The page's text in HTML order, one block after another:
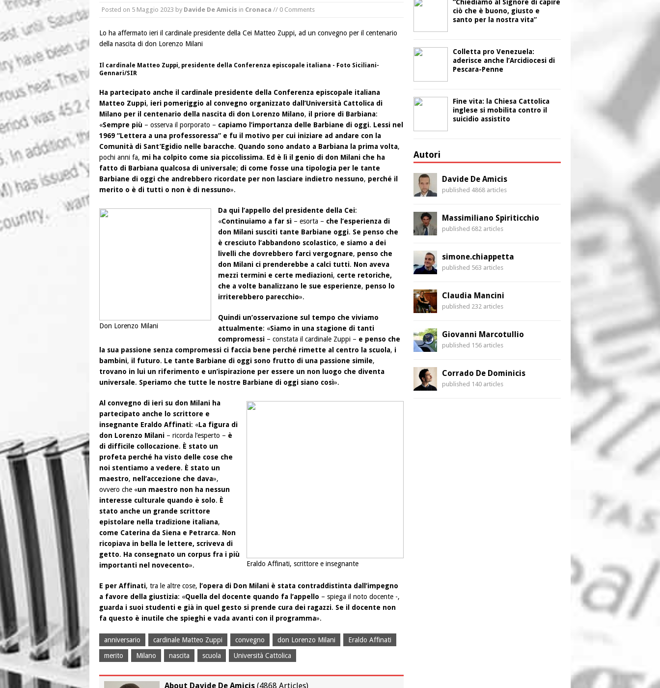
Posted on 5 Maggio 2023 by Davide De Amicis in Cronaca // 0 Comments
Lo ha affermato ieri il cardinale presidente della Cei Matteo Zuppi, ad un convegno per il centenario
della nascita di don Lorenzo Milani
Il cardinale Matteo Zuppi, presidente della Conferenza episcopale italiana - Foto Siciliani-
Gennari/SIR
Ha partecipato anche il cardinale presidente della Conferenza episcopale italiana
Matteo Zuppi, ieri pomeriggio al convegno organizzato dall’Università Cattolica di
Milano per il centenario della nascita di don Lorenzo Milano, il priore di Barbiana:
«Sempre più – osserva il porporato – capiamo l’importanza delle Barbiane di oggi. Lessi nel
1969 “Lettera a una professoressa” e fu il motivo per cui iniziare ad andare con la
Comunità di Sant’Egidio nelle baracche. Quando sono andato a Barbiana la prima volta,
pochi anni fa, mi ha colpito come sia piccolissima. Ed è lì il genio di don Milani che ha
fatto di Barbiana qualcosa di universale; di come fosse una tipologia per le tante
Barbiane di oggi che andrebbero ricordate per non lasciare indietro nessuno, perché il
merito o è di tutti o non è di nessuno».
Don Lorenzo Milani
Da qui l’appello del presidente della Cei:
«Continuiamo a far sì – esorta – che l’esperienza di
don Milani susciti tante Barbiane oggi. Se penso che
è cresciuto l’abbandono scolastico, e siamo a dei
livelli che dovrebbero farci vergognare, penso che
don Milani ci prenderebbe a calci tutti. Non aveva
mezzi termini e certe mediazioni, certe retoriche,
che a volte banalizzano le sue esperienze, penso lo
irriterebbero parecchio».
Quindi un’osservazione sul tempo che viviamo
attualmente: «Siamo in una stagione di tanti
compromessi – constata il cardinale Zuppi – e penso che
la sua passione senza compromessi ci faccia bene perché rimette al centro la scuola, i
bambini, il futuro. Le tante Barbiane di oggi sono frutto di una passione simile,
trovano in lui un riferimento e un’ispirazione per essere un non luogo che diventa
universale. Speriamo che tutte le nostre Barbiane di oggi siano così».
Eraldo Affinati, scrittore e insegnante
Al convegno di ieri su don Milani ha
partecipato anche lo scrittore e
insegnante Eraldo Affinati: «La figura di
don Lorenzo Milani – ricorda l’esperto – è
di difficile collocazione. È stato un
profeta perché ha visto delle cose che
noi stentiamo a vedere. È stato un
maestro, nell’accezione che dava»,
ovvero che «un maestro non ha nessun
interesse culturale quando è solo. È
stato anche un grande scrittore
epistolare nella tradizione italiana,
come Caterina da Siena e Petrarca. Non
ricopiava in bella le lettere, scriveva di
getto. Ha consegnato un corpus fra i più
importanti nel novecento».
E per Affinati, tra le altre cose, l’opera di Don Milani è stata contraddistinta dall’impegno
a favore della giustizia: «Quella del docente quando fa l’appello – spiega il noto docente -,
guarda i suoi studenti e già in quel gesto si prende cura dei ragazzi. Se il docente non
fa questo è inutile che spieghi e vada avanti con il programma».
anniversario cardinale Matteo Zuppi convegno don Lorenzo Milani
Eraldo Affinati
merito
Milano nascita scuola Università Cattolica
About Davide De Amicis (4868 Articles)
“Chiediamo al Signore di capire
ciò che è buono, giusto e
santo per la nostra vita”
Colletta pro Venezuela:
aderisce anche l’Arcidiocesi di
Pescara-Penne
Fine vita: la Chiesa Cattolica
inglese si mobilita contro il
suicidio assistito
Autori
Davide De Amicis
published 4868 articles
Massimiliano Spiriticchio
published 682 articles
simone.chiappetta
published 563 articles
Claudia Mancini
published 232 articles
Giovanni Marcotullio
published 156 articles
Corrado De Dominicis
published 140 articles